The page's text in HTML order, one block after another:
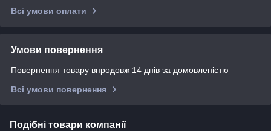
Всі умови оплати
Умови повернення
Повернення товару впродовж 14 днів за домовленістю
Всі умови повернення
Подібні товари компанії